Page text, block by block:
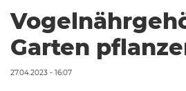
Garten
27.04.2023 - 16:07